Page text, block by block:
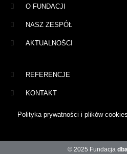
O FUNDACJI
NASZ ZESPÓŁ
AKTUALNOŚCI
REFERENCJE
KONTAKT
Polityka prywatności i plików cookies
© 2025 Fundacja